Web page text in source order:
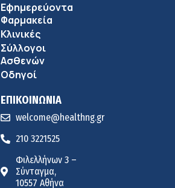
Εφημερεύοντα
Φαρμακεία
Κλινικές
Σύλλογοι
Ασθενών
Οδηγοί
ΕΠΙΚΟΙΝΩΝΙΑ
welcome@healthng.gr
210 3221525
Φιλελλήνων 3 –
Σύνταγμα,
10557 Αθήνα